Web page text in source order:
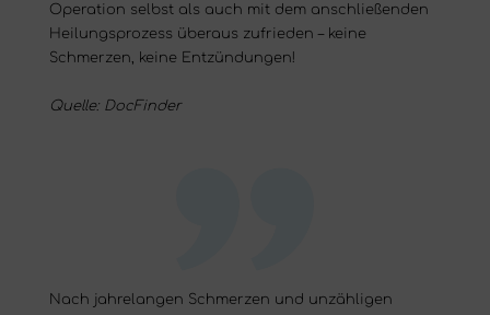
Operation selbst als auch mit dem anschließenden
Heilungsprozess überaus zufrieden – keine
Schmerzen, keine Entzündungen!
Quelle: DocFinder
Nach jahrelangen Schmerzen und unzähligen